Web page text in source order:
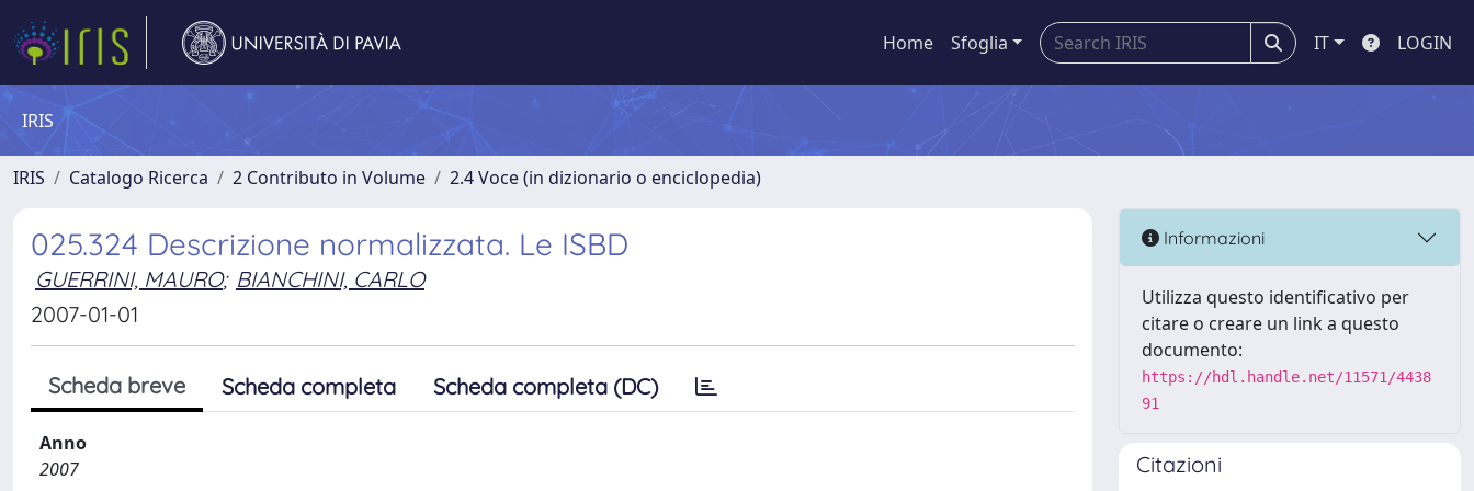
Home Sfoglia IT LOGIN
IRIS
IRIS Catalogo Ricerca 2 Contributo in Volume 2.4 Voce (in dizionario o enciclopedia)
025.324 Descrizione normalizzata. Le ISBD
GUERRINI, MAURO; BIANCHINI, CARLO
2007-01-01
Scheda breve Scheda completa Scheda completa (DC)
Anno
2007
Informazioni
Utilizza questo identificativo per
citare o creare un link a questo
documento:
https://hdl.handle.net/11571/4438
91
Citazioni